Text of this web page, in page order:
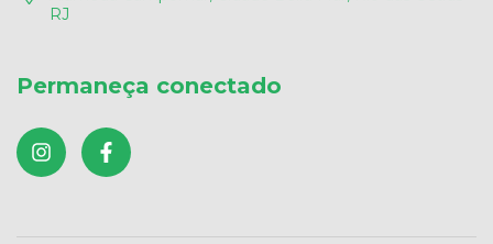
RJ
Permaneça conectado